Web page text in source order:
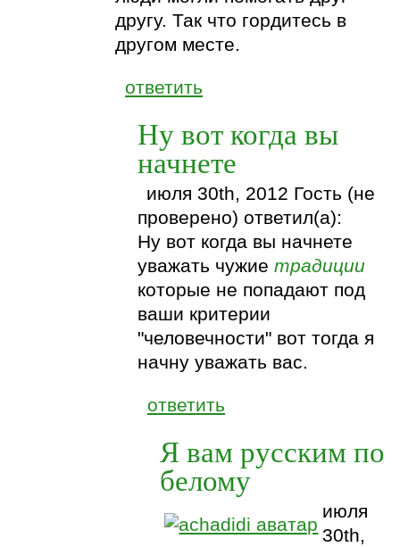
другу. Так что гордитесь в
другом месте.
ответить
Ну вот когда вы
начнете
июля 30th, 2012 Гость (не
проверено) ответил(а):
Ну вот когда вы начнете
уважать чужиетрадиции
которые не попадают под
ваши критерии
"человечности" вот тогда я
начну уважать вас.
ответить
Я вам русским по
белому
июля
30th,